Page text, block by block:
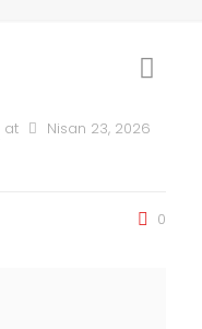
at Nisan 23, 2026
0